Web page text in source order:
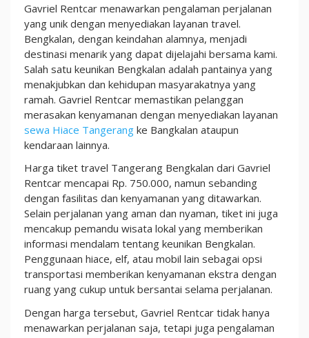
Gavriel Rentcar menawarkan pengalaman perjalanan
yang unik dengan menyediakan layanan travel.
Bengkalan, dengan keindahan alamnya, menjadi
destinasi menarik yang dapat dijelajahi bersama kami.
Salah satu keunikan Bengkalan adalah pantainya yang
menakjubkan dan kehidupan masyarakatnya yang
ramah. Gavriel Rentcar memastikan pelanggan
merasakan kenyamanan dengan menyediakan layanan
sewa Hiace Tangerang ke Bangkalan ataupun
kendaraan lainnya.
Harga tiket travel Tangerang Bengkalan dari Gavriel
Rentcar mencapai Rp. 750.000, namun sebanding
dengan fasilitas dan kenyamanan yang ditawarkan.
Selain perjalanan yang aman dan nyaman, tiket ini juga
mencakup pemandu wisata lokal yang memberikan
informasi mendalam tentang keunikan Bengkalan.
Penggunaan hiace, elf, atau mobil lain sebagai opsi
transportasi memberikan kenyamanan ekstra dengan
ruang yang cukup untuk bersantai selama perjalanan.
Dengan harga tersebut, Gavriel Rentcar tidak hanya
menawarkan perjalanan saja, tetapi juga pengalaman